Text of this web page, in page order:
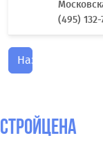
(495)
Назад
СтройЦена